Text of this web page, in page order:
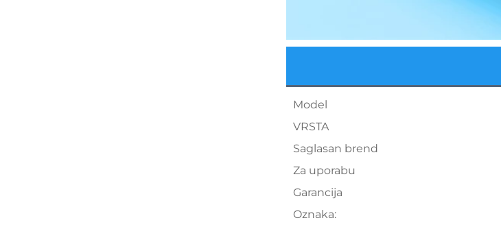
Model
VRSTA
Saglasan brend
Za uporabu
Garancija
Oznaka: